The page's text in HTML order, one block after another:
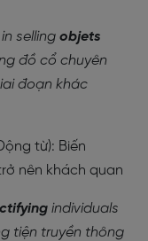
selling objets
đồ cổ chuyên
đoạn khác
từ): Biến
nên khách quan
individuals
tiện truyền thông